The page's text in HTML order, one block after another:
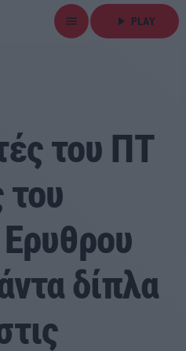
menu play_arrow PLAY
close
του ΠΤ
του
δίπλα